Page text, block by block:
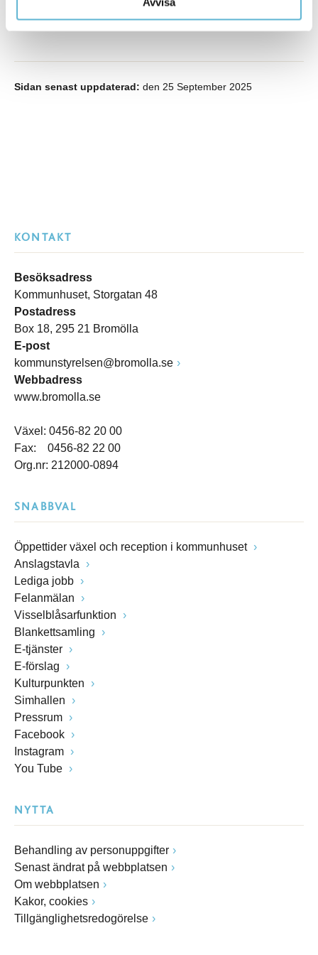
Sidan senast uppdaterad: den 25 September 2025
KONTAKT
Besöksadress
Kommunhuset, Storgatan 48
Postadress
Box 18, 295 21 Bromölla
E-post
kommunstyrelsen@bromolla.se
Webbadress
www.bromolla.se
Växel: 0456-82 20 00
Fax: 0456-82 22 00
Org.nr: 212000-0894
SNABBVAL
Öppettider växel och reception i kommunhuset
Anslagstavla
Lediga jobb
Felanmälan
Visselblåsarfunktion
Blankettsamling
E-tjänster
E-förslag
Kulturpunkten
Simhallen
Pressrum
Facebook
Instagram
You Tube
NYTTA
Behandling av personuppgifter
Senast ändrat på webbplatsen
Om webbplatsen
Kakor, cookies
Tillgänglighetsredogörelse